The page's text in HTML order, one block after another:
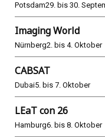
Potsdam29. bis 30.
Imaging World
Nürnberg2. bis 4. Oktober
CABSAT
Dubai5. bis 7. Oktober
LEaT con 26
Hamburg6. bis 8. Oktober